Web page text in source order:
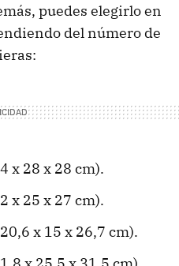
puedes elegirlo en
del número de
x 28 x 28 cm).
x 25 x 27 cm).
x 15 x 26,7 cm).